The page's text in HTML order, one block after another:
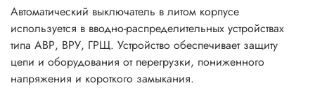
Автоматический выключатель в литом корпусе
используется в вводно-распределительных устройствах
типа АВР, ВРУ, ГРЩ. Устройство обеспечивает защиту
цепи и оборудования от перегрузки, пониженного
напряжения и короткого замыкания.